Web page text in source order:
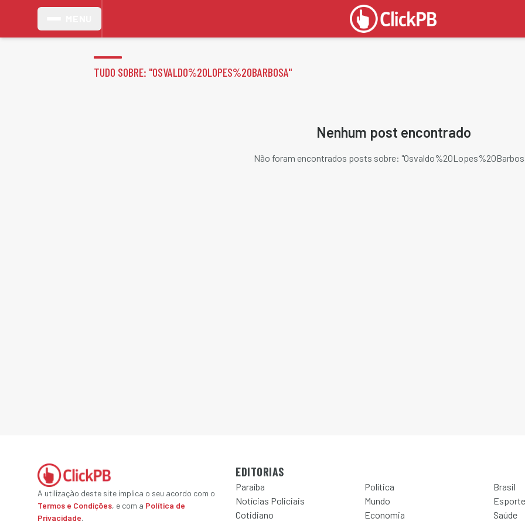
TUDO SOBRE: "OSVALDO%20LOPES%20BARBOSA"
Nenhum post encontrado
Não foram encontrados posts sobre: "
A utilização deste site implica o seu acordo com o
Termos e Condições, e com a Política de
Privacidade.
EDITORIAS
Paraíba Política
Brasil
Notícias Policiais
Mundo
Esporte
Cotidiano
Economia
Saúde